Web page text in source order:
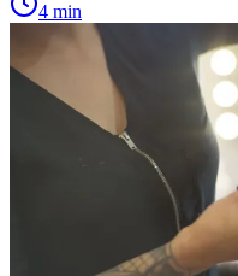
4 min